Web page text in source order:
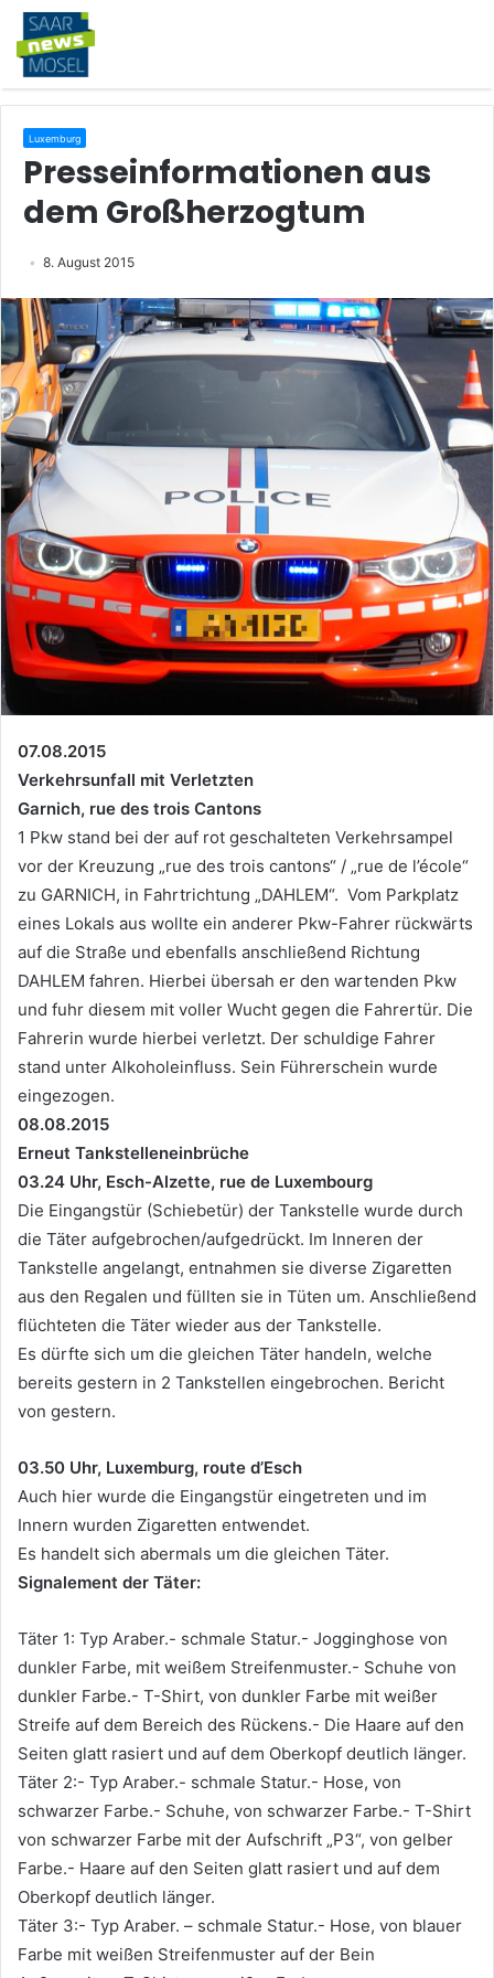
Luxemburg
Presseinformationen aus
dem Großherzogtum
8. August 2015
07.08.2015
Verkehrsunfall mit Verletzten
Garnich, rue des trois Cantons
1 Pkw stand bei der auf rot geschalteten Verkehrsampel
vor der Kreuzung „rue des trois cantons“ / „rue de l’école“
zu GARNICH, in Fahrtrichtung „DAHLEM“. Vom Parkplatz
eines Lokals aus wollte ein anderer Pkw-Fahrer rückwärts
auf die Straße und ebenfalls anschließend Richtung
DAHLEM fahren. Hierbei übersah er den wartenden Pkw
und fuhr diesem mit voller Wucht gegen die Fahrertür. Die
Fahrerin wurde hierbei verletzt. Der schuldige Fahrer
stand unter Alkoholeinfluss. Sein Führerschein wurde
eingezogen.
08.08.2015
Erneut Tankstelleneinbrüche
03.24 Uhr, Esch-Alzette, rue de Luxembourg
Die Eingangstür (Schiebetür) der Tankstelle wurde durch
die Täter aufgebrochen/aufgedrückt. Im Inneren der
Tankstelle angelangt, entnahmen sie diverse Zigaretten
aus den Regalen und füllten sie in Tüten um. Anschließend
flüchteten die Täter wieder aus der Tankstelle.
Es dürfte sich um die gleichen Täter handeln, welche
bereits gestern in 2 Tankstellen eingebrochen. Bericht
von gestern.
03.50 Uhr, Luxemburg, route d’Esch
Auch hier wurde die Eingangstür eingetreten und im
Innern wurden Zigaretten entwendet.
Es handelt sich abermals um die gleichen Täter.
Signalement der Täter:
Täter 1: Typ Araber.- schmale Statur.- Jogginghose von
dunkler Farbe, mit weißem Streifenmuster.- Schuhe von
dunkler Farbe.- T-Shirt, von dunkler Farbe mit weißer
Streife auf dem Bereich des Rückens.- Die Haare auf den
Seiten glatt rasiert und auf dem Oberkopf deutlich länger.
Täter 2:- Typ Araber.- schmale Statur.- Hose, von
schwarzer Farbe.- Schuhe, von schwarzer Farbe.- T-Shirt
von schwarzer Farbe mit der Aufschrift „P3“, von gelber
Farbe.- Haare auf den Seiten glatt rasiert und auf dem
Oberkopf deutlich länger.
Täter 3:- Typ Araber. – schmale Statur.- Hose, von blauer
Farbe mit weißen Streifenmuster auf der Bein